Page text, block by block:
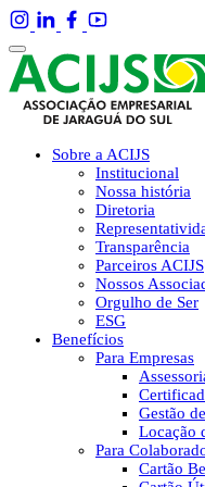
Sobre a ACIJS
Institucional
Nossa história
Diretoria
Transparência
Parceiros ACIJS
Nossos
Orgulho de Ser
ESG
Benefícios
Para Empresas
Gestão
Locação
Para
Cartão